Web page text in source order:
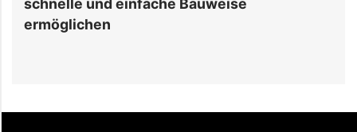
schnelle und einfache Bauweise
ermöglichen